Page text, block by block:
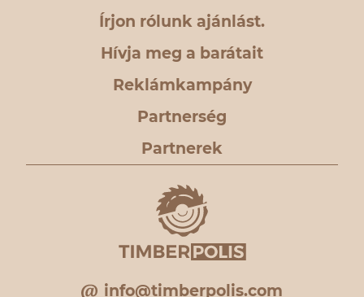
Írjon rólunk ajánlást.
Hívja meg a barátait
Reklámkampány
Partnerség
Partnerek
info@timberpolis.com